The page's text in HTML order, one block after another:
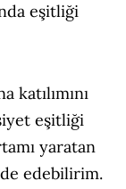
eşitliği
katılımını
eşitliği
yaratan
edebilirim.